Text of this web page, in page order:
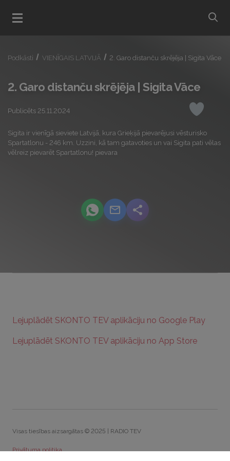
Atvert menu
Podkāsti VIENĪGAIS LATVIJĀ 2. Garo distanču skrējēja | Sigita Vāce
2. Garo distanču skrējēja | Sigita Vāce
Publicēts 25.11.2024 Iepatikas
Sigita ir vienīgā sieviete Latvijā, kura Grieķijā pievarējusi vēsturisko
Spartatlonu - 246 km. Uzzini, kā tam gatavoties un vai Sigita pati vēlas
vēlreiz pievarēt Spartatlonu! pievara
podcast.share-title WhatsApp
podcast.share-title Email
podcast.share-title
Lejuplādēt SKONTO TEV aplikāciju no Google Play
Lejuplādēt SKONTO TEV aplikāciju no App Store
Visas tiesības aizsargātas © 2025 | RADIO TEV
Privātuma politika